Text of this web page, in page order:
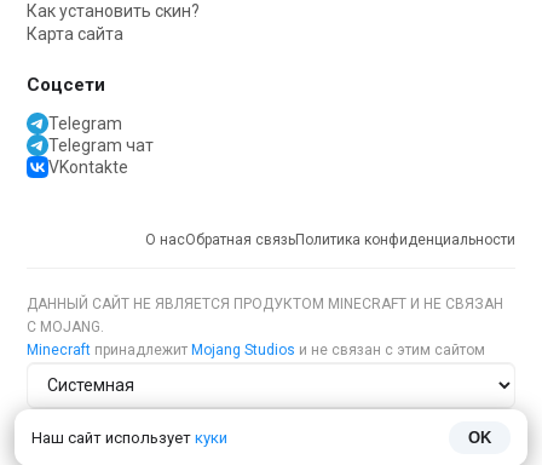
Наш сайт использует куки OK
Как установить скин?
Карта сайта
Соцсети
Telegram
Telegram чат
VKontakte
О насОбратная связьПолитика конфиденциальности
ДАННЫЙ САЙТ НЕ ЯВЛЯЕТСЯ ПРОДУКТОМ MINECRAFT И НЕ СВЯЗАН
С MOJANG.
Minecraft принадлежит Mojang Studios и не связан с этим сайтом
Тема сайта
Язык сайта